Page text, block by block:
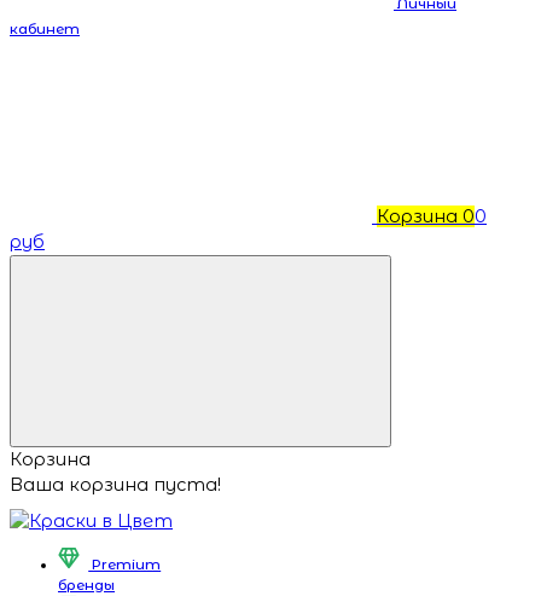
кабинет
Корзина 00
руб
Корзина
Ваша корзина пуста!
Premium
бренды